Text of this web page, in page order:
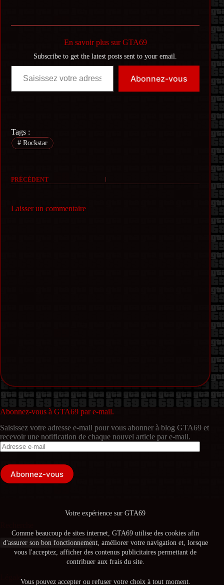
Votre expérience sur GTA69
Comme beaucoup de sites internet, GTA69 utilise des cookies afin
d'assurer son bon fonctionnement, améliorer votre navigation et, lorsque
vous l'acceptez, afficher des contenus publicitaires permettant de
contribuer aux frais du site.
Vous pouvez accepter ou refuser votre choix à tout moment.
qui se soit débarrassée de
En savoir plus sur GTA69
Subscribe to get the latest posts sent to your email.
Saisissez votre adresse e-mail…
Abonnez-vous
Tags :
#Rockstar
PRÉCÉDENT
Laisser un commentaire
Abonnez-vous à GTA69 par e-mail.
Saisissez votre adresse e-mail pour vous abonner à blog GTA69 et
recevoir une notification de chaque nouvel article par e-mail.
Adresse
e-
Abonnez-vous
Aucun
Légale